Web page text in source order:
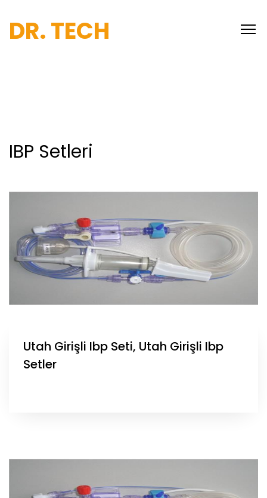
DR. TECH
IBP Setleri
Utah Girişli Ibp Seti, Utah Girişli Ibp
Setler